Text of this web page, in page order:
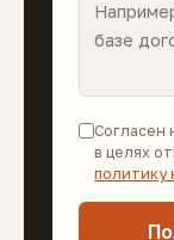
Согласен
в целях
политику